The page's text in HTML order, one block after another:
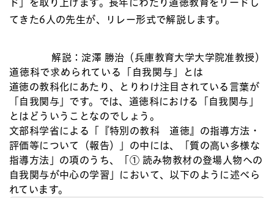
ド」を取り上げます。長年にわたり道徳教育をリードし
てきた6人の先生が、リレー形式で解説します。
解説：淀澤 勝治（兵庫教育大学大学院准教授）
道徳科で求められている「自我関与」とは
道徳の教科化にあたり、とりわけ注目されている言葉が
「自我関与」です。では、道徳科における「自我関与」
とはどういうことなのでしょう。
文部科学省による「『特別の教科 道徳』の指導方法・
評価等について（報告）」の中には、「質の高い多様な
指導方法」の項のうち、「① 読み物教材の登場人物への
自我関与が中心の学習」において、以下のように述べら
れています。